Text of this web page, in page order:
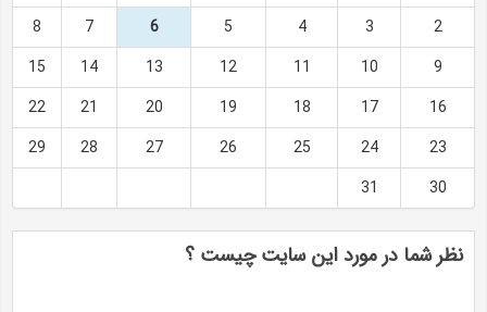
2
3
4
5
6
7
8
9
10
11
12
13
14
15
16
17
18
19
20
21
22
23
24
25
26
27
28
29
30
31
نظر شما در مورد این سایت چیست ؟